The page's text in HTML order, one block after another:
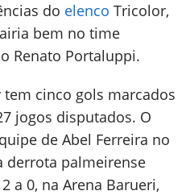
do elenco Tricolor,
bem no time
Renato Portaluppi.
cinco gols marcados
jogos disputados. O
de Abel Ferreira no
derrota palmeirense
a 0, na Arena Barueri,